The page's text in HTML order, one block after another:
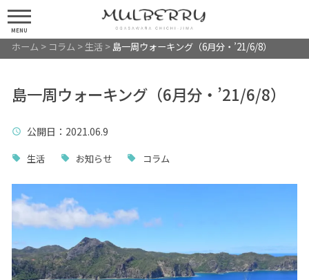
MENU
ホーム > コラム > 生活> 島一周ウォーキング（6月分・’21/6/8）
島一周ウォーキング（6月分・’21/6/8）
公開日 ：2021.06.9
生活 お知らせ コラム